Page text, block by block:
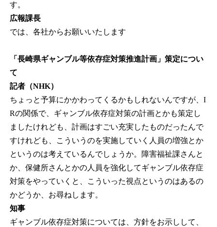
す。
広報課長
では、各社からお願いいたします
「長崎県ギャンブル等依存症対策推進計画」策定につい
て
記者（NHK）
ちょっと予算にかかわってくるかもしれないんですが、I
Rの関係で、ギャンブル依存症対策の計画とかも策定し
ましたけれども、計画はすごい充実したものだったんで
すけれども、こういうのを実施していく人員の増強とか
というのは考えているんでしょうか。障害福祉課さんと
か、保健所さんとかの人員を強化してギャンブル依存症
対策をやっていくと、こういった視点というのはあるの
かどうか、お尋ねします。
知事
ギャンブル依存症対策については、方針をお示しして、